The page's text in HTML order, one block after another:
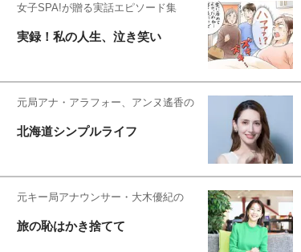
女子SPA!が贈る実話エピソード集
実録！私の人生、泣き笑い
元局アナ・アラフォー、アンヌ遙香の
北海道シンプルライフ
元キー局アナウンサー・大木優紀の
旅の恥はかき捨てて